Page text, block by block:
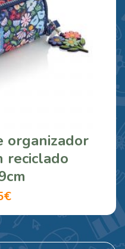
organizador
reciclado